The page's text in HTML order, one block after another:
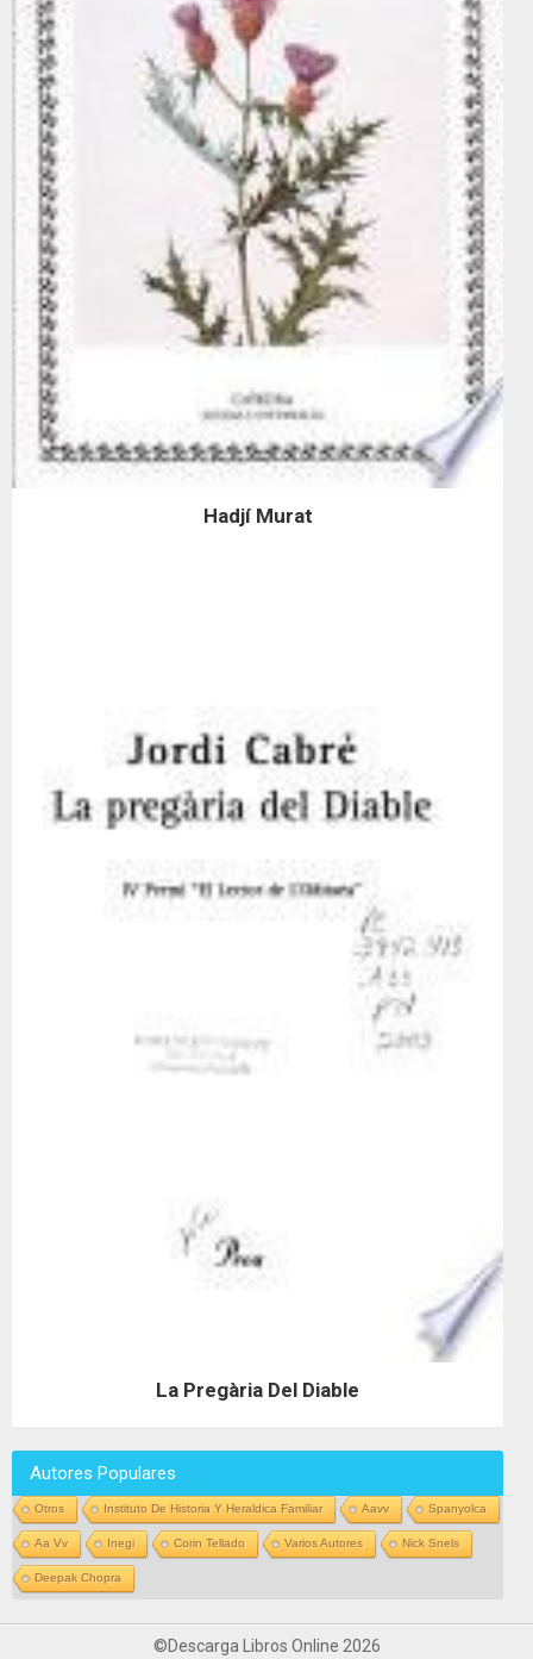
Hadjí Murat
La Pregària Del Diable
Autores Populares
Otros Instituto De Historia Y Heraldica Familiar Aavv Spanyolca
Aa Vv Inegi Corin Tellado Varios Autores Nick Snels
Deepak Chopra
©Descarga Libros Online 2026